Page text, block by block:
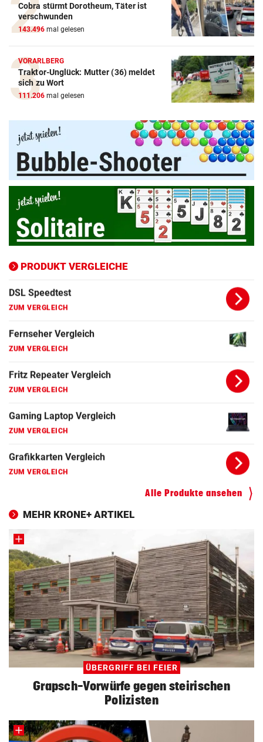
Cobra stürmt Dorotheum, Täter ist
verschwunden
143.496 mal gelesen
VORARLBERG
Traktor-Unglück: Mutter (36) meldet
sich zu Wort
111.206 mal gelesen
PRODUKT VERGLEICHE
Amazon-Kindle Vergleich
ZUM VERGLEICH
Apple-iPad Vergleich
ZUM VERGLEICH
Apple-iPhone Vergleich
ZUM VERGLEICH
Apple Macbook Vergleich
ZUM VERGLEICH
Bluetooth Lautsprecher Vergleich
ZUM VERGLEICH
DSL Speedtest
Fernseher Vergleich
Fritz Repeater Vergleich
Gaming Laptop Vergleich
Grafikkarten Vergleich
Alle Produkte ansehen
MEHR KRONE+ ARTIKEL
ÜBERGRIFF BEI FEIER
Grapsch-Vorwürfe gegen steirischen
Polizisten